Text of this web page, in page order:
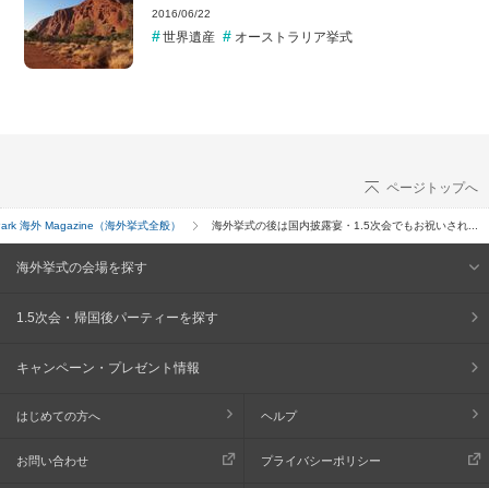
2016/06/22
世界遺産 オーストラリア挙式
ページトップへ
海外 Magazine（海外挙式全般） 海外挙式の後は国内披露宴・1.5次会でもお祝いされ...
海外挙式の会場を探す
1.5次会・帰国後パーティーを探す
キャンペーン・プレゼント情報
はじめての方へ ヘルプ
お問い合わせ プライバシーポリシー